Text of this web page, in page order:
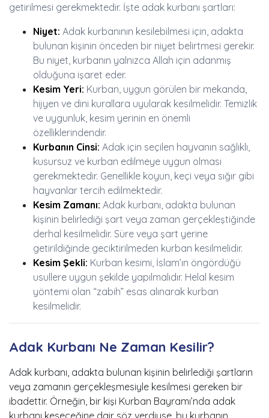
getirilmesi gerekmektedir. İşte adak kurbanı şartları:
Niyet: Adak kurbanının kesilebilmesi için, adakta
bulunan kişinin önceden bir niyet belirtmesi gerekir.
Bu niyet, kurbanın yalnızca Allah için adanmış
olduğuna işaret eder.
Kesim Yeri: Kurban, uygun görülen bir mekanda,
hijyen ve dini kurallara uyularak kesilmelidir. Temizlik
ve uygunluk, kesim yerinin en önemli
özelliklerindendir.
Kurbanın Cinsi: Adak için seçilen hayvanın sağlıklı,
kusursuz ve kurban edilmeye uygun olması
gerekmektedir. Genellikle koyun, keçi veya sığır gibi
hayvanlar tercih edilmektedir.
Kesim Zamanı: Adak kurbanı, adakta bulunan
kişinin belirlediği şart veya zaman gerçekleştiğinde
derhal kesilmelidir. Süre veya şart yerine
getirildiğinde geciktirilmeden kurban kesilmelidir.
Kesim Şekli: Kurban kesimi, İslam’ın öngördüğü
usullere uygun şekilde yapılmalıdır. Helal kesim
yöntemi olan “zabih” esas alınarak kurban
kesilmelidir.
Adak Kurbanı Ne Zaman Kesilir?
Adak kurbanı, adakta bulunan kişinin belirlediği şartların
veya zamanın gerçekleşmesiyle kesilmesi gereken bir
ibadettir. Örneğin, bir kişi Kurban Bayramı’nda adak
kurbanı keseceğine dair söz verdiyse, bu kurbanın